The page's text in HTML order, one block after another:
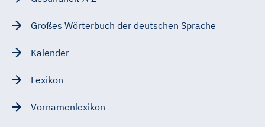
Großes Wörterbuch der deutschen Sprache
Kalender
Lexikon
Vornamenlexikon